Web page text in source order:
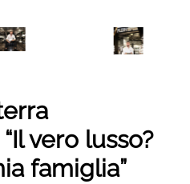
vero lusso?
famiglia”